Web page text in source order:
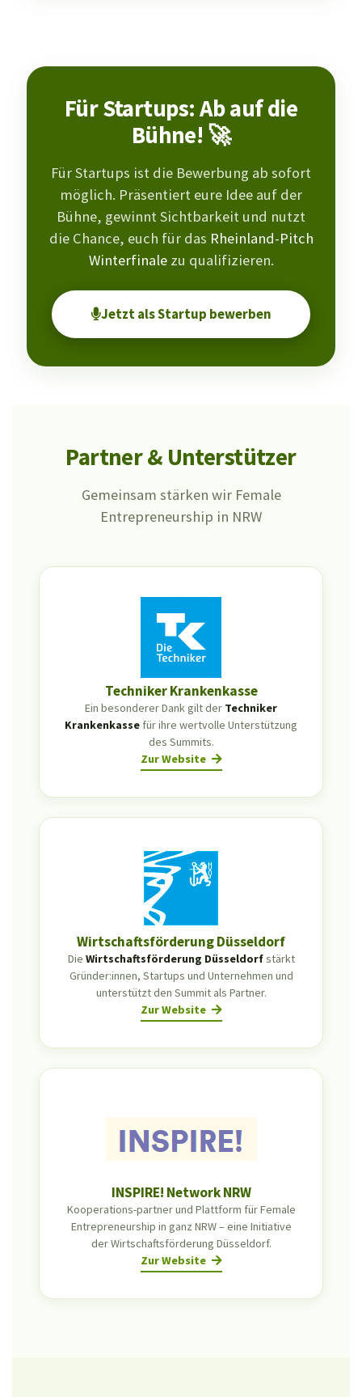
Für Startups: Ab auf die
Bühne! 🚀
Für Startups ist die Bewerbung ab sofort
möglich. Präsentiert eure Idee auf der
Bühne, gewinnt Sichtbarkeit und nutzt
die Chance, euch für das Rheinland-Pitch
Winterfinalezu qualifizieren.
Jetzt als Startup bewerben
Partner & Unterstützer
Gemeinsam stärken wir Female
Entrepreneurship in NRW
Techniker Kranken­kasse
Ein besonderer Dank gilt der Techniker
Kranken­kasse für ihre wertvolle Unterstützung
des Summits.
Zur Website
Wirtschafts­förderung Düsseldorf
Die Wirtschafts­förderung Düsseldorfstärkt
Gründer:innen, Startups und Unternehmen und
unterstützt den Summit als Partner.
Zur Website
INSPIRE! Network NRW
Kooperations-partner und Plattform für Female
Entrepreneurship in ganz NRW – eine Initiative
der Wirtschafts­förderung Düsseldorf.
Zur Website